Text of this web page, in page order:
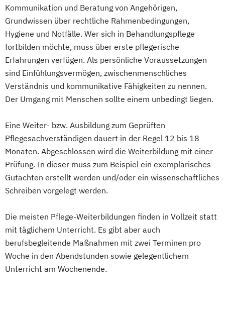
Kommunikation und Beratung von Angehörigen,
Grundwissen über rechtliche Rahmenbedingungen,
Hygiene und Notfälle. Wer sich in Behandlungspflege
fortbilden möchte, muss über erste pflegerische
Erfahrungen verfügen. Als persönliche Voraussetzungen
sind Einfühlungsvermögen, zwischenmenschliches
Verständnis und kommunikative Fähigkeiten zu nennen.
Der Umgang mit Menschen sollte einem unbedingt liegen.
Eine Weiter- bzw. Ausbildung zum Geprüften
Pflegesachverständigen dauert in der Regel 12 bis 18
Monaten. Abgeschlossen wird die Weiterbildung mit einer
Prüfung. In dieser muss zum Beispiel ein exemplarisches
Gutachten erstellt werden und/oder ein wissenschaftliches
Schreiben vorgelegt werden.
Die meisten Pflege-Weiterbildungen finden in Vollzeit statt
mit täglichem Unterricht. Es gibt aber auch
berufsbegleitende Maßnahmen mit zwei Terminen pro
Woche in den Abendstunden sowie gelegentlichem
Unterricht am Wochenende.